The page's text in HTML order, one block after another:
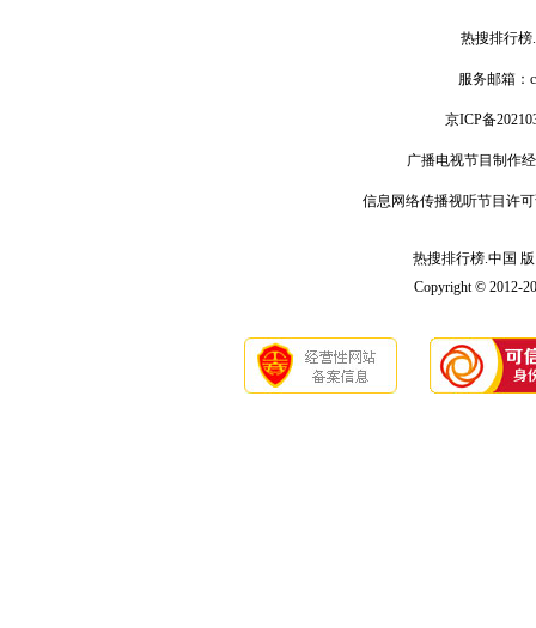
热搜排行榜
服务邮箱：
京ICP备
广播电视节目制作
信息网络传播视听节目许
热搜排行榜.中国
Copyright © 2012-